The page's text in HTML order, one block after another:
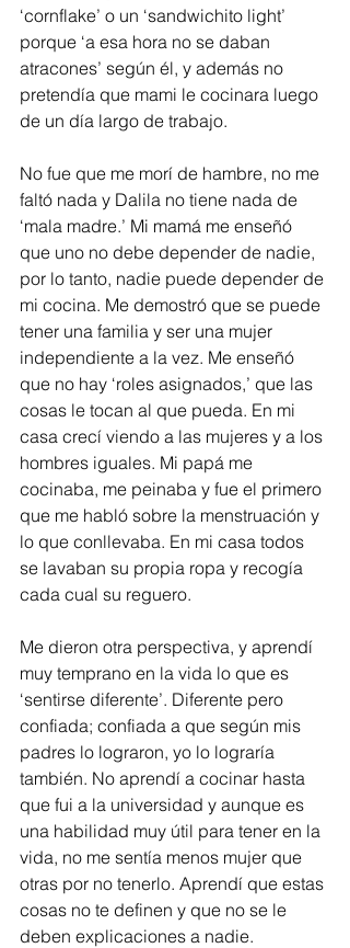
‘cornflake’ o un ‘sandwichito light’
porque ‘a esa hora no se daban
atracones’ según él, y además no
pretendía que mami le cocinara luego
de un día largo de trabajo.
No fue que me morí de hambre, no me
faltó nada y Dalila no tiene nada de
‘mala madre.’ Mi mamá me enseñó
que uno no debe depender de nadie,
por lo tanto, nadie puede depender de
mi cocina. Me demostró que se puede
tener una familia y ser una mujer
independiente a la vez. Me enseñó
que no hay ‘roles asignados,’ que las
cosas le tocan al que pueda. En mi
casa crecí viendo a las mujeres y a los
hombres iguales. Mi papá me
cocinaba, me peinaba y fue el primero
que me habló sobre la menstruación y
lo que conllevaba. En mi casa todos
se lavaban su propia ropa y recogía
cada cual su reguero.
Me dieron otra perspectiva, y aprendí
muy temprano en la vida lo que es
‘sentirse diferente’. Diferente pero
confiada; confiada a que según mis
padres lo lograron, yo lo lograría
también. No aprendí a cocinar hasta
que fui a la universidad y aunque es
una habilidad muy útil para tener en la
vida, no me sentía menos mujer que
otras por no tenerlo. Aprendí que estas
cosas no te definen y que no se le
deben explicaciones a nadie.